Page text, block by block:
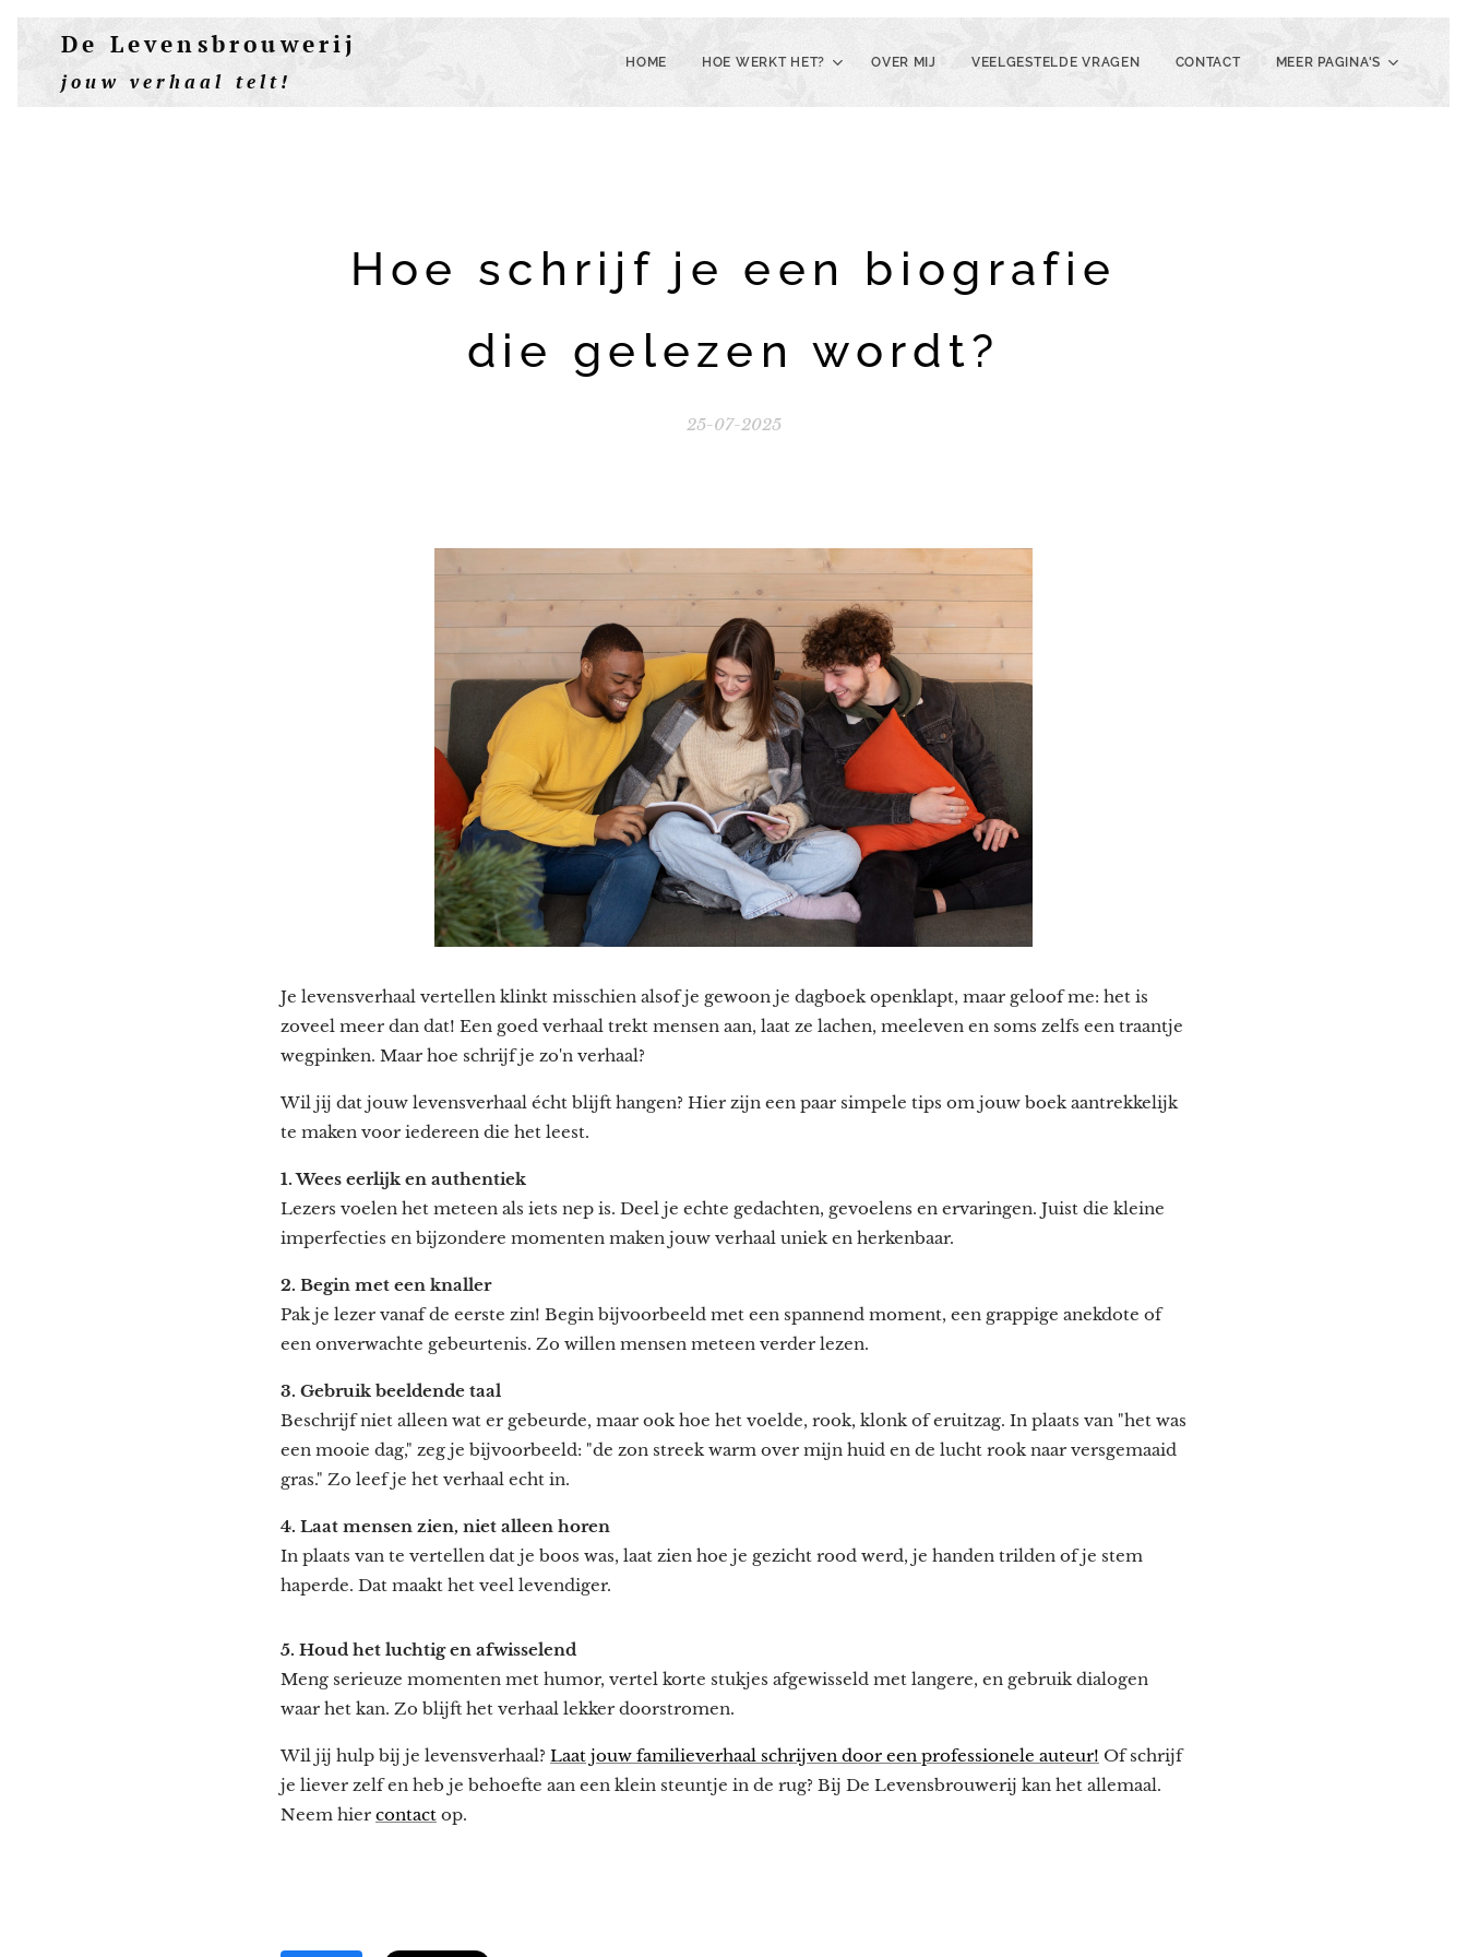
De Levensbrouwerij
jouw verhaal telt!
HOME HOE WERKT HET? OVER MIJ VEELGESTELDE VRAGEN CONTACT MEER PAGINA'S
Hoe schrijf je een biografie
die gelezen wordt?
25-07-2025
Je levensverhaal vertellen klinkt misschien alsof je gewoon je dagboek openklapt, maar geloof me: het is
zoveel meer dan dat! Een goed verhaal trekt mensen aan, laat ze lachen, meeleven en soms zelfs een traantje
wegpinken. Maar hoe schrijf je zo'n verhaal?
Wil jij dat jouw levensverhaal écht blijft hangen? Hier zijn een paar simpele tips om jouw boek aantrekkelijk
te maken voor iedereen die het leest.
1. Wees eerlijk en authentiek
Lezers voelen het meteen als iets nep is. Deel je echte gedachten, gevoelens en ervaringen. Juist die kleine
imperfecties en bijzondere momenten maken jouw verhaal uniek en herkenbaar.
2. Begin met een knaller
Pak je lezer vanaf de eerste zin! Begin bijvoorbeeld met een spannend moment, een grappige anekdote of
een onverwachte gebeurtenis. Zo willen mensen meteen verder lezen.
3. Gebruik beeldende taal
Beschrijf niet alleen wat er gebeurde, maar ook hoe het voelde, rook, klonk of eruitzag. In plaats van "het was
een mooie dag," zeg je bijvoorbeeld: "de zon streek warm over mijn huid en de lucht rook naar versgemaaid
gras." Zo leef je het verhaal echt in.
4. Laat mensen zien, niet alleen horen
In plaats van te vertellen dat je boos was, laat zien hoe je gezicht rood werd, je handen trilden of je stem
haperde. Dat maakt het veel levendiger.
5. Houd het luchtig en afwisselend
Meng serieuze momenten met humor, vertel korte stukjes afgewisseld met langere, en gebruik dialogen
waar het kan. Zo blijft het verhaal lekker doorstromen.
Wil jij hulp bij je levensverhaal? Laat jouw familieverhaal schrijven door een professionele auteur! Of schrijf
je liever zelf en heb je behoefte aan een klein steuntje in de rug? Bij De Levensbrouwerij kan het allemaal.
Neem hier contact op.